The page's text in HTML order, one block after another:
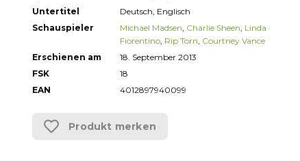
Untertitel
Deutsch, Englisch
Schauspieler
Michael Madsen, Charlie Sheen, Linda
Fiorentino, Rip Torn, Courtney Vance
Erschienen am
18. September 2013
FSK
18
EAN
4012897940099
Produkt merken